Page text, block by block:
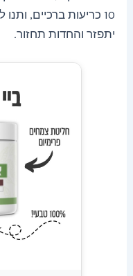
10 כריעות ברכיים,
יתפזר והחדות תחזור.